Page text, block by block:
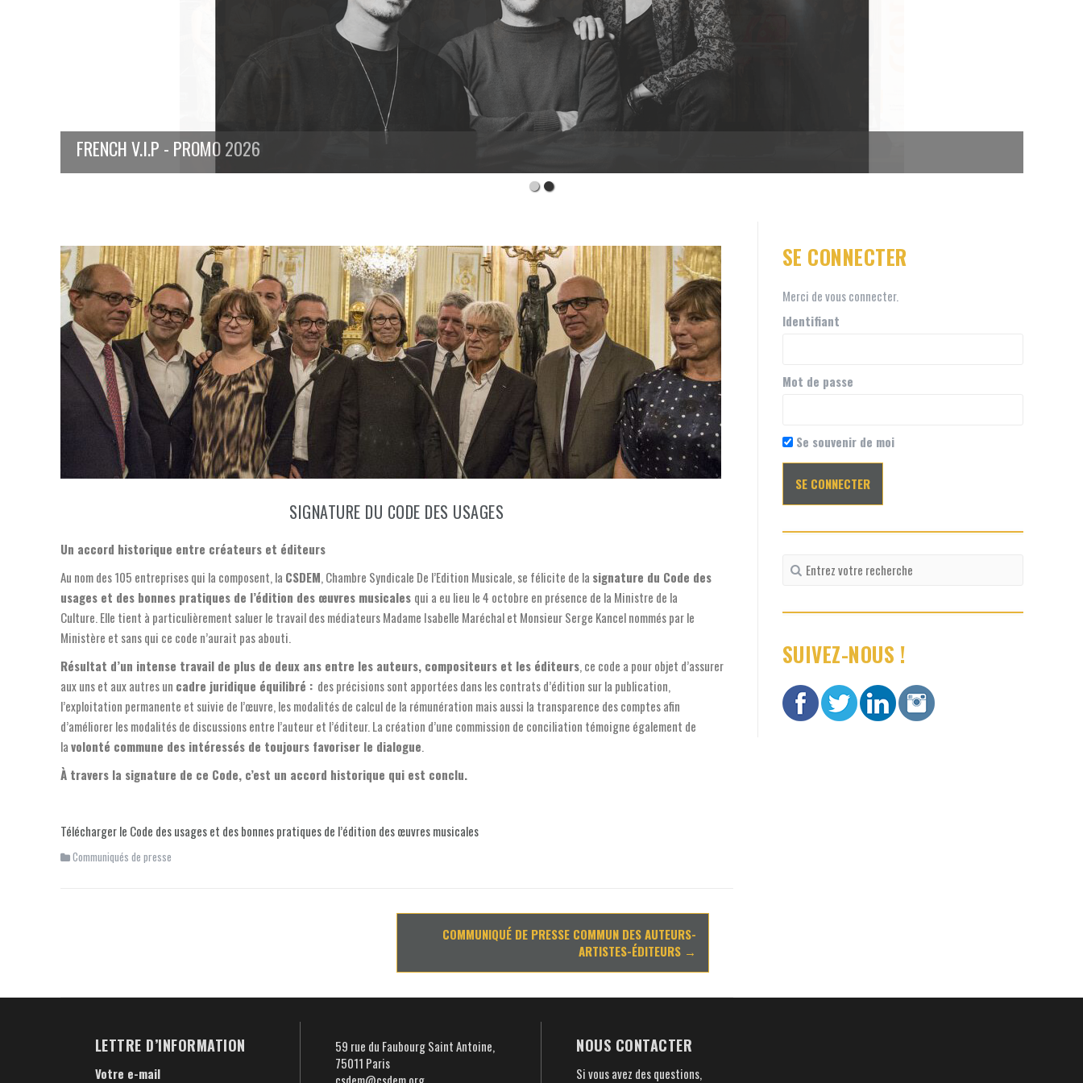
FRENCH V.I.P - PROMO 2026
SIGNATURE DU CODE DES USAGES
Un accord historique entre créateurs et éditeurs
Au nom des 105 entreprises qui la composent, la CSDEM, Chambre Syndicale De l’Edition Musicale, se félicite de la signature du Code des
usages et des bonnes pratiques de l’édition des œuvres musicales qui a eu lieu le 4 octobre en présence de la Ministre de la
Culture. Elle tient à particulièrement saluer le travail des médiateurs Madame Isabelle Maréchal et Monsieur Serge Kancel nommés par le
Ministère et sans qui ce code n’aurait pas abouti.
Résultat d’un intense travail de plus de deux ans entre les auteurs, compositeurs et les éditeurs, ce code a pour objet d’assurer
aux uns et aux autres un cadre juridique équilibré :des précisions sont apportées dans les contrats d’édition sur la publication,
l’exploitation permanente et suivie de l’œuvre, les modalités de calcul de la rémunération mais aussi la transparence des comptes afin
d’améliorer les modalités de discussions entre l’auteur et l’éditeur. La création d’une commission de conciliation témoigne également de
lavolonté commune des intéressés de toujours favoriser le dialogue.
À travers la signature de ce Code, c’est un accord historique qui est conclu.
Téléchargerle Code des usages et des bonnes pratiques de l’édition des œuvres musicales
Communiqués de presse
COMMUNIQUÉ DE PRESSE COMMUN DES AUTEURS-
ARTISTES-ÉDITEURS →
SE CONNECTER
Merci de vous connecter.
Identifiant
Mot de passe
Se souvenir de moi
Recherche
pour
SUIVEZ-NOUS !
LETTRE D’INFORMATION
Votre e-mail
59 rue du Faubourg Saint Antoine,
75011 Paris
NOUS CONTACTER
Si vous avez des questions,